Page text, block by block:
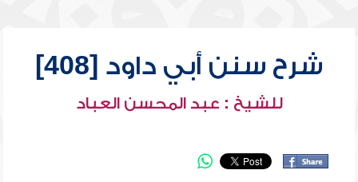
شرح سنن أبي داود [408]
للشيخ : عبد المحسن العباد